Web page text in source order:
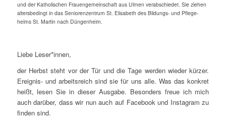
und der Katho­li­schen Frau­en­ge­mein­schaft aus Ulmen ver­ab­schie­det. Sie zie­hen
alters­be­dingt in das Senio­ren­zen­trum St. Eli­sa­beth des Bil­dungs- und Pfle­ge­
heims St. Mar­tin nach Düngenheim.
Lie­be Leser*innen,
der Herbst steht vor der Tür und die Tage wer­den wie­der kür­zer.
Ereig­nis- und arbeits­reich sind sie für uns alle. Was das kon­kret
heißt, lesen Sie in die­ser Aus­ga­be. Beson­ders freue ich mich
auch dar­über, dass wir nun auch auf Face­book und Insta­gram zu
fin­den sind.